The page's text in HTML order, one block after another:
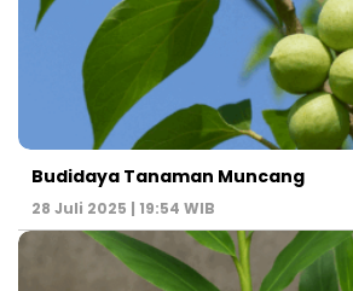
Budidaya Tanaman Muncang
28 Juli 2025 | 19:54 WIB